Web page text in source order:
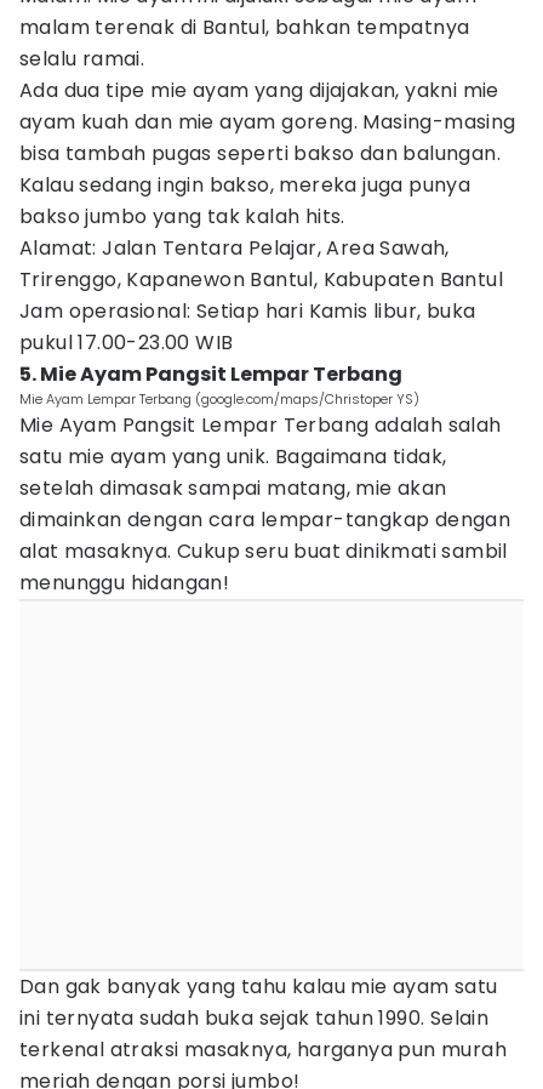
malam terenak di Bantul, bahkan tempatnya
selalu ramai.
Ada dua tipe mie ayam yang dijajakan, yakni mie
ayam kuah dan mie ayam goreng. Masing-masing
bisa tambah pugas seperti bakso dan balungan.
Kalau sedang ingin bakso, mereka juga punya
bakso jumbo yang tak kalah hits.
Alamat: Jalan Tentara Pelajar, Area Sawah,
Trirenggo, Kapanewon Bantul, Kabupaten Bantul
Jam operasional: Setiap hari Kamis libur, buka
pukul 17.00-23.00 WIB
5. Mie Ayam Pangsit Lempar Terbang
Mie Ayam Lempar Terbang (google.com/maps/Christoper YS)
Mie Ayam Pangsit Lempar Terbang adalah salah
satu mie ayam yang unik. Bagaimana tidak,
setelah dimasak sampai matang, mie akan
dimainkan dengan cara lempar-tangkap dengan
alat masaknya. Cukup seru buat dinikmati sambil
menunggu hidangan!
Dan gak banyak yang tahu kalau mie ayam satu
ini ternyata sudah buka sejak tahun 1990. Selain
terkenal atraksi masaknya, harganya pun murah
meriah dengan porsi jumbo!